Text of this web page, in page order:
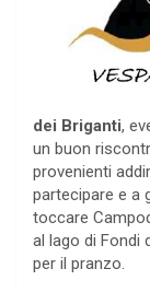
dei Briganti,
un buon
provenienti
partecipare e a
toccare
al lago di Fondi
per il pranzo.